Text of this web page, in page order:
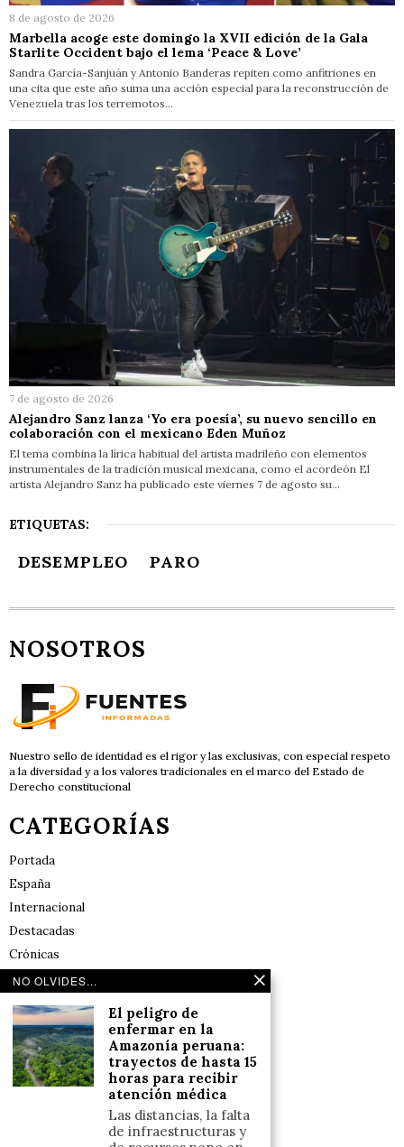
8 de agosto de 2026
Marbella acoge este domingo la XVII edición de la Gala
Starlite Occident bajo el lema ‘Peace & Love’
Sandra García-Sanjuán y Antonio Banderas repiten como anfitriones en
una cita que este año suma una acción especial para la reconstrucción de
Venezuela tras los terremotos…
7 de agosto de 2026
Alejandro Sanz lanza ‘Yo era poesía’, su nuevo sencillo en
colaboración con el mexicano Eden Muñoz
El tema combina la lírica habitual del artista madrileño con elementos
instrumentales de la tradición musical mexicana, como el acordeón El
artista Alejandro Sanz ha publicado este viernes 7 de agosto su…
ETIQUETAS:
DESEMPLEO PARO
NOSOTROS
Nuestro sello de identidad es el rigor y las exclusivas, con especial respeto
a la diversidad y a los valores tradicionales en el marco del Estado de
Derecho constitucional
CATEGORÍAS
Portada
España
Internacional
Destacadas
Crónicas
Noticias de deportes en España
Reflexiones
LINKS
Política de cookies (UE)
NO OLVIDES...
El peligro de
enfermar en la
Amazonía peruana:
trayectos de hasta 15
horas para recibir
atención médica
Las distancias, la falta
de infraestructuras y